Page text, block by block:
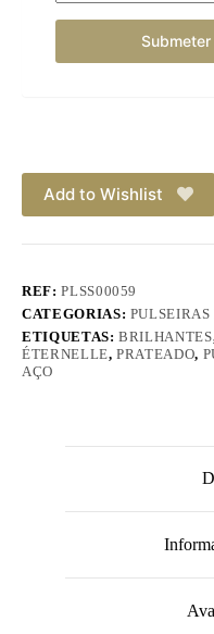
Add to Wishlist
REF:PLSS00059
CATEGORIAS:
ETIQUETAS:BRILHANTES
ÉTERNELLE,PRATEADO,
AÇO